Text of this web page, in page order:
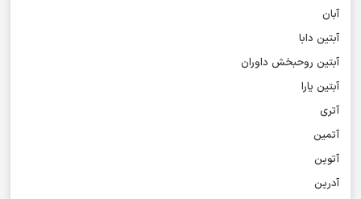
آبان
آبتین دابا
آبتین روحبخش داوران
آبتین یارا
آتری
آتمین
آتوین
آدرین